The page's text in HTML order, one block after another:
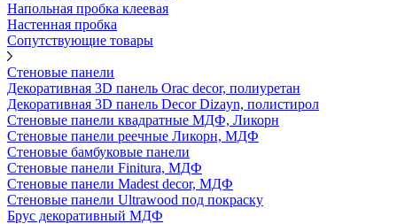
Напольная пробка клеевая
Настенная пробка
Сопутствующие товары
Стеновые панели
Декоративная 3D панель Orac decor, полиуретан
Декоративная 3D панель Decor Dizayn, полистирол
Стеновые панели квадратные МДФ, Ликорн
Стеновые панели реечные Ликорн, МДФ
Стеновые бамбуковые панели
Стеновые панели Finitura, МДФ
Стеновые панели Madest decor, МДФ
Стеновые панели Ultrawood под покраску
Брус декоративный МДФ